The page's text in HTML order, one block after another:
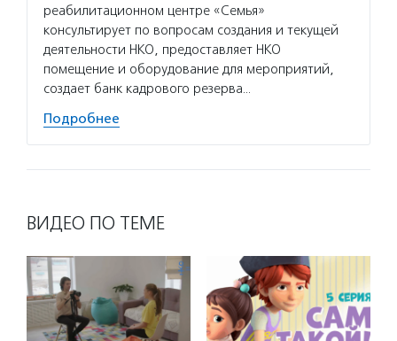
реабилитационном центре «Семья»
консультирует по вопросам создания и текущей
деятельности НКО, предоставляет НКО
помещение и оборудование для мероприятий,
создает банк кадрового резерва…
Подробнее
ВИДЕО ПО ТЕМЕ